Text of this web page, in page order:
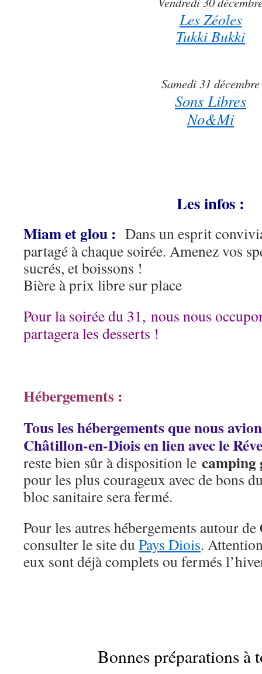
Les Zéoles
Tukki Bukki
Samedi 31 décembre
Sons Libres
No&Mi
Les infos :
Miam et glou : Dans un esprit
partagé à chaque soirée. Amenez vos
sucrés, et boissons !
Bière à prix libre sur place
Pour la soirée du 31, nous nous
partagera les desserts !
Hébergements :
Tous les hébergements que nous
Châtillon-en-Diois en lien avec le
reste bien sûr à disposition le
pour les plus courageux avec de bons
bloc sanitaire sera fermé.
Pour les autres hébergements autour
consulter le site du Pays Diois.
eux sont déjà complets ou fermés
Bonnes préparations à